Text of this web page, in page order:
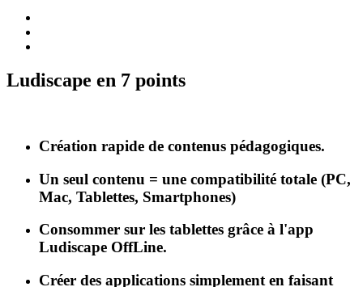
Ludiscape en 7 points
Création rapide de contenus pédagogiques.
Un seul contenu = une compatibilité totale (PC,
Mac, Tablettes, Smartphones)
Consommer sur les tablettes grâce à l'app
Ludiscape OffLine.
Créer des applications simplement en faisant